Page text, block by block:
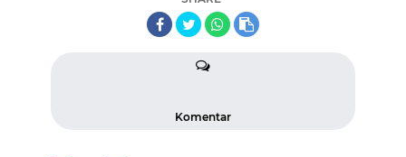
Komentar